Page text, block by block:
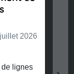
2026
de lignes